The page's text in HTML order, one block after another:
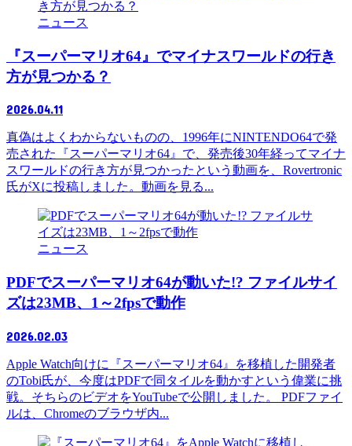
ニュース
『スーパーマリオ64』でマイナスワールドの行き
方が見つかる？
2026.04.11
真偽はよくわからないものの、1996年にNINTENDO64で発
売された『スーパーマリオ64』で、発売後30年経ってマイナ
スワールドの行き方が見つかったという動画を、Rovertronic
氏がXに投稿しました。動画を見る...
ニュース
PDFでスーパーマリオ64が動いた!? ファイルサイ
ズは23MB、1～2fpsで動作
2026.02.03
Apple Watch向けに『スーパーマリオ64』を移植した開発者
のTobi氏が、今度はPDFで同タイルを動かすという偉業に挑
戦。そちらのビデオをYouTubeで公開しました。 PDFファイ
ルは、Chromeのブラウザ内...